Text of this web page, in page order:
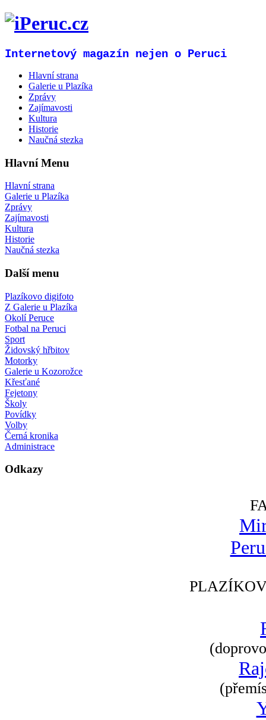
Internetový magazín nejen o Peruci
Hlavní strana
Galerie u Plazíka
Zprávy
Zajímavosti
Kultura
Historie
Naučná stezka
Hlavní Menu
Hlavní strana
Galerie u Plazíka
Zprávy
Zajímavosti
Kultura
Historie
Naučná stezka
Další menu
Plazíkovo digifoto
Z Galerie u Plazíka
Okolí Peruce
Fotbal na Peruci
Sport
Židovský hřbitov
Motorky
Galerie u Kozorožce
Křesťané
Fejetony
Školy
Povídky
Volby
Černá kronika
Administrace
Odkazy